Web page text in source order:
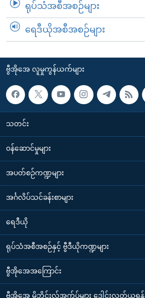
ရုပ်သံအစီအစဉ်များ
ရေဒီယိုအစီအစဉ်များ
ဗွီအိုအေ လူမှုကွန်ယက်များ
သတင်း
၀န်ဆောင်မှုများ
အပတ်စဉ်ကဏ္ဍများ
အင်္ဂလိပ်သင်ခန်းစာများ
ရေဒီယို
ရုပ်သံအစီအစဉ်နှင့် ဗွီဒီယိုကဏ္ဍများ
ဗွီအိုအေအကြောင်း
ဗွီအိုအေ မိုဘိုင်းလ်အက်ပ်များ ဒေါင်းလုတ်ယူရန်